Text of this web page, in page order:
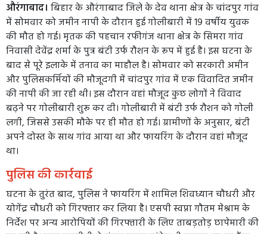
औरंगाबाद। बिहार के औरंगाबाद जिले के देव थाना क्षेत्र के चांदपुर गांव
में सोमवार को जमीन नापी के दौरान हुई गोलीबारी में 19 वर्षीय युवक
की मौत हो गई। मृतक की पहचान रफीगंज थाना क्षेत्र के सिमरा गांव
निवासी देवेंद्र शर्मा के पुत्र बंटी उर्फ रौशन के रूप में हुई है। इस घटना के
बाद से पूरे इलाके में तनाव का माहौल है। सोमवार को सरकारी अमीन
और पुलिसकर्मियों की मौजूदगी में चांदपुर गांव में एक विवादित जमीन
की नापी की जा रही थी। इस दौरान वहां मौजूद कुछ लोगों ने विवाद
बढ़ने पर गोलीबारी शुरू कर दी। गोलीबारी में बंटी उर्फ रौशन को गोली
लगी, जिससे उसकी मौके पर ही मौत हो गई। ग्रामीणों के अनुसार, बंटी
अपने दोस्त के साथ गांव आया था और फायरिंग के दौरान वहां मौजूद
था।
पुलिस की कार्रवाई
घटना के तुरंत बाद, पुलिस ने फायरिंग में शामिल शिवध्यान चौधरी और
योगेंद्र चौधरी को गिरफ्तार कर लिया है। एसपी स्वप्ना गौतम मेश्राम के
निर्देश पर अन्य आरोपियों की गिरफ्तारी के लिए ताबड़तोड़ छापेमारी की